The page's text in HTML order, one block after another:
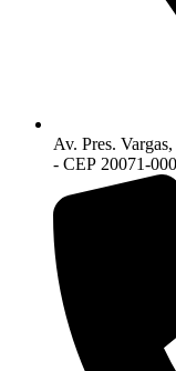
Av. Pres.
- CEP 20071-000